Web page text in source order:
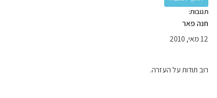
תגובות:
חנה פאר
12 מאי, 2010
רוב תודות על העזרה.